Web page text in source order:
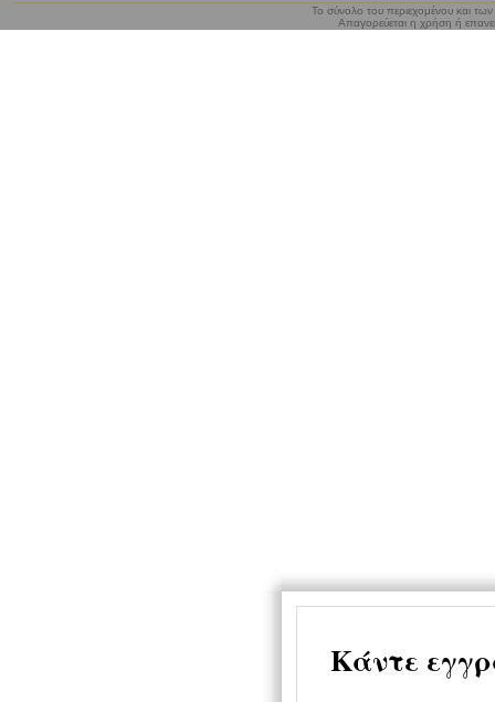
Το σύνολο του περιεχομένου και
Απαγορεύεται η χρήση ή